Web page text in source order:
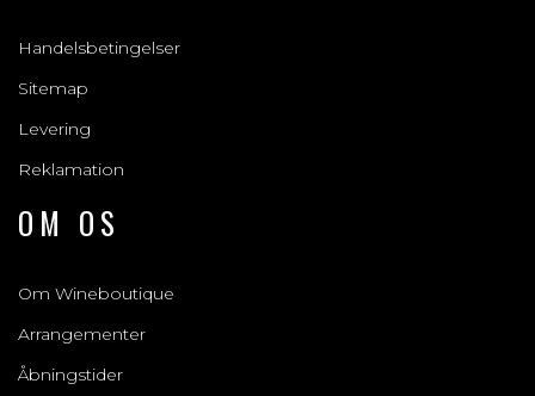
Handelsbetingelser
Sitemap
Levering
Reklamation
OM OS
Om Wineboutique
Arrangementer
Åbningstider